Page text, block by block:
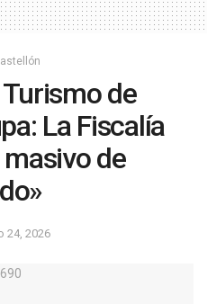
de
La Fiscalía
de
24, 2026